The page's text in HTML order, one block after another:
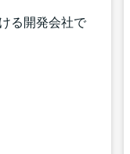
る開発会社で